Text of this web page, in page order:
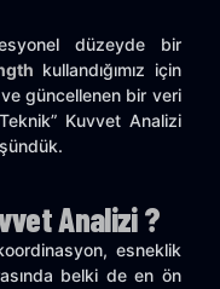
düzeyde bir
kullandığımız için
güncellenen bir veri
Kuvvet Analizi
Analizi ?
esneklik
belki de en ön